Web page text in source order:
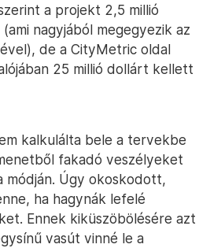
a projekt 2,5 millió
nagyjából megegyezik az
de a CityMetric oldal
25 millió dollárt kellett
kalkulálta bele a tervekbe
fakadó veszélyeket
módján. Úgy okoskodott,
ha hagynák lefelé
Ennek kiküszöbölésére azt
vasút vinné le a